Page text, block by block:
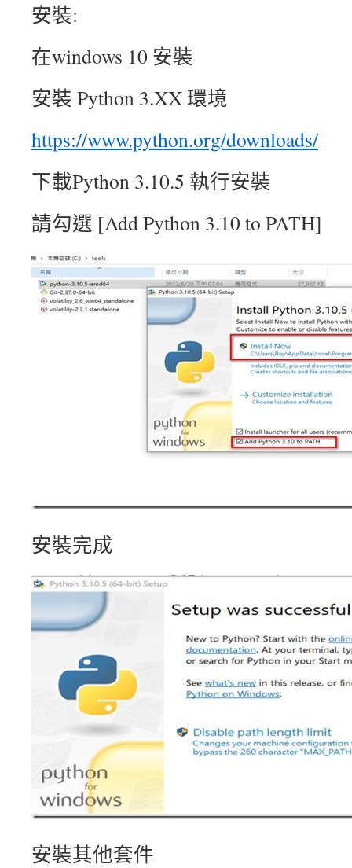
安裝:
在windows 10 安裝
安裝 Python 3.XX 環境
https://www.python.org/downloads/
下載Python 3.10.5 執行安裝
請勾選 [Add Python 3.10 to PATH]
安裝完成
安裝其他套件